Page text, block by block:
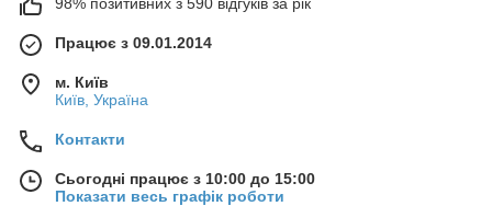
Працює з 09.01.2014
м. Київ
Київ, Україна
Контакти
Сьогодні працює з 10:00 до 15:00
Показати весь графік роботи